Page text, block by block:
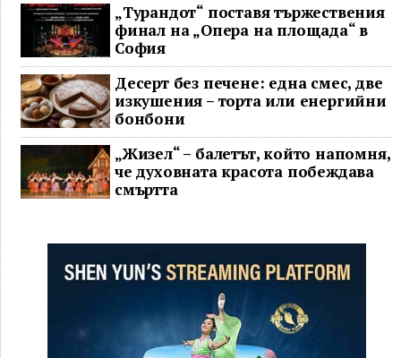
„Турандот“ поставя тържествения
финал на „Опера на площада“ в
София
Десерт без печене: една смес, две
изкушения – торта или енергийни
бонбони
„Жизел“ – балетът, който напомня,
че духовната красота побеждава
смъртта